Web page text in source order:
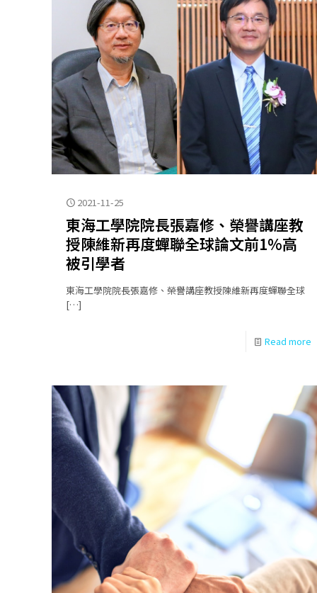
2021-11-25
東海工學院院長張嘉修、榮譽講座教
授陳維新再度蟬聯全球論文前1%高
被引學者
東海工學院院長張嘉修、榮譽講座教授陳維新再度蟬聯全球
[…]
Read more